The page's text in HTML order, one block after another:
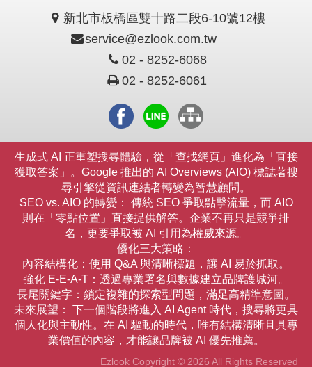
新北市板橋區雙十路二段6-10號12樓
service@ezlook.com.tw
02 - 8252-6068
02 - 8252-6061
生成式 AI 正重塑搜尋體驗，從「查找網頁」進化為「直接
獲取答案」。Google 推出的 AI Overviews (AIO)標誌著搜
尋引擎從資訊連結者轉變為智慧顧問。
SEO vs. AIO 的轉變：
傳統 SEO 爭取點擊流量，而 AIO
則在「零點位置」直接提供解答。企業不再只是競爭排
名，更要爭取被 AI 引用為權威來源。
優化三大策略：
內容結構化 ：使用 Q&A 與清晰標題，讓 AI 易於抓取。
強化 E-E-A-T ：透過專業署名與數據建立品牌護城河。
長尾關鍵字 ：鎖定複雜的探索型問題，滿足高精準意圖。
未來展望：
下一個階段將進入 AI Agent 時代 ，搜尋將更具
個人化與主動性。在 AI 驅動的時代，唯有結構清晰且具專
業價值的內容，才能讓品牌被 AI 優先推薦。
Ezlook Copyright © 2026 All Rights Reserved